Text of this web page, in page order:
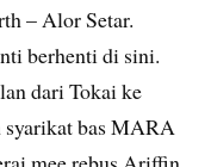
– Alor Setar.
berhenti di sini.
dari Tokai ke
syarikat bas MARA